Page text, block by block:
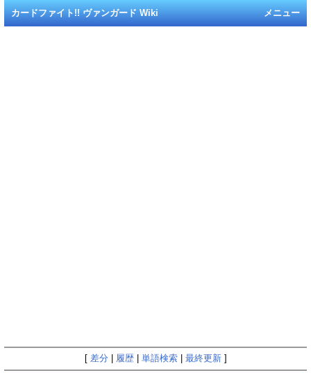
メニュー
カードファイト!! ヴァンガード Wiki
[ 差分 履歴| 単語検索| 最終更新]